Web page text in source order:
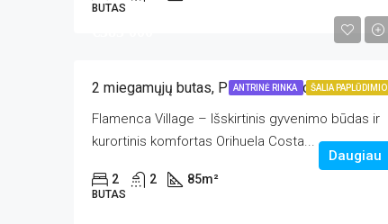
BUTAS
ANTRINĖ RINKA ŠALIA PAPLŪDIMIO
2 miegamųjų butas, Playa Flamenca
Flamenca Village – Išskirtinis gyvenimo būdas ir
kurortinis komfortas Orihuela Costa...
2 2 85m²
BUTAS
Daugiau